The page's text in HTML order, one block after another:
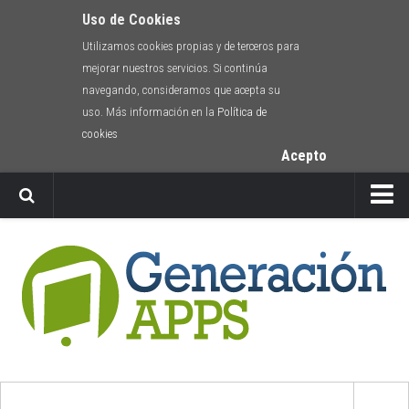
Uso de Cookies
Utilizamos cookies propias y de terceros para
mejorar nuestros servicios. Si continúa
navegando, consideramos que acepta su
uso. Más información en la Política de
cookies
Acepto
Envíanos tu app